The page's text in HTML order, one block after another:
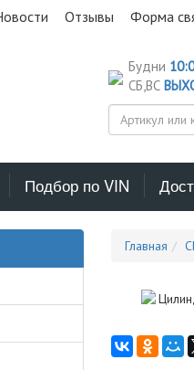
Отзывы Форма
Будни
СБ,ВС
Подбор по VIN
Главная